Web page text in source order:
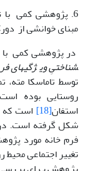
6. پژوهشی کمی با
مبنای خوانشی از
در پژوهشی کمی
شناختیِ ویژگی­های
توسط تاماسکا
روستایی بوده
استفان[18]
است که
شکل گرفته است. در
فرم خانه مورد
تغییر اجتماعی